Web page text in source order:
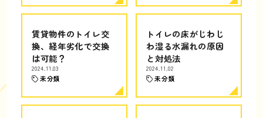
賃貸物件のトイレ交
換、経年劣化で交換
は可能？
2024.11.03
未分類
トイレの床がじわじ
わ湿る水漏れの原因
と対処法
2024.11.02
未分類